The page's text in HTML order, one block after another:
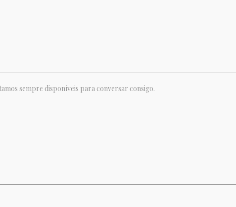
sempre disponíveis para conversar consigo.